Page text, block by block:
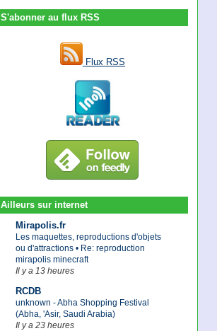
S'abonner au flux RSS
Flux RSS
Ailleurs sur internet
Mirapolis.fr
Les maquettes, reproductions d'objets
ou d'attractions • Re: reproduction
mirapolis minecraft
Il y a 13 heures
RCDB
unknown - Abha Shopping Festival
(Abha, 'Asir, Saudi Arabia)
Il y a 23 heures